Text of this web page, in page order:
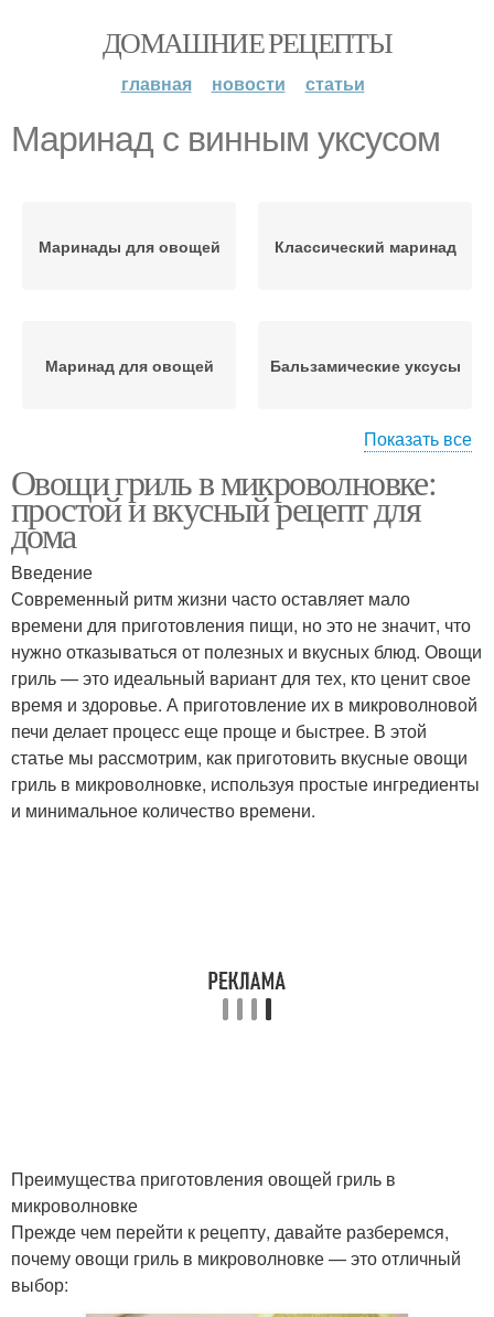
ДОМАШНИЕ РЕЦЕПТЫ
главная новости статьи
Маринад с винным уксусом
Маринады для овощей Классический маринад
Маринад для овощей Бальзамические уксусы
Уксус для баклажанов Маринад для лука
Показать все
Овощи гриль в микроволновке:
простой и вкусный рецепт для
дома
Введение
Современный ритм жизни часто оставляет мало
времени для приготовления пищи, но это не значит, что
нужно отказываться от полезных и вкусных блюд. Овощи
гриль — это идеальный вариант для тех, кто ценит свое
время и здоровье. А приготовление их в микроволновой
печи делает процесс еще проще и быстрее. В этой
статье мы рассмотрим, как приготовить вкусные овощи
гриль в микроволновке, используя простые ингредиенты
и минимальное количество времени.
Преимущества приготовления овощей гриль в
микроволновке
Прежде чем перейти к рецепту, давайте разберемся,
почему овощи гриль в микроволновке — это отличный
выбор: